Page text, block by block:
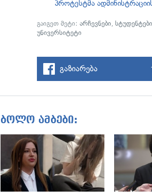
პროტესტმა
გაიგეთ მეტი:არჩევნები,სტუდენტები
უნივერსიტეტი
გაზიარება
ბოლო ამბები: